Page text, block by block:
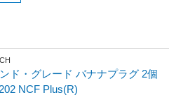
ド・グレード バナナプラグ 2個
NCF Plus(R)